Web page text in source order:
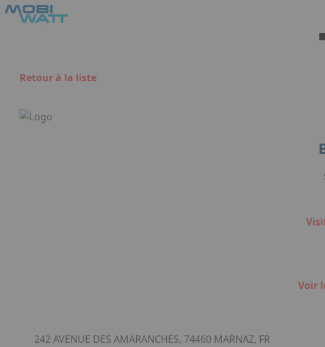
Aller au contenu principal
Retour à la liste
Voir
242 AVENUE DES AMARANCHES, 74460 MARNAZ, FR
Panneau de gestion des cookies